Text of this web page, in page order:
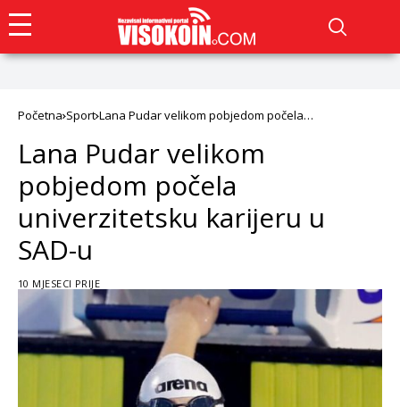
Početna Sport Lana Pudar velikom pobjedom počela
Lana Pudar velikom
pobjedom počela
univerzitetsku karijeru u
SAD-u
10 MJESECI PRIJE